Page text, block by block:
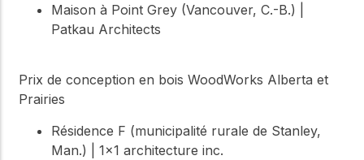
Maison à Point Grey (Vancouver, C.-B.) |
Patkau Architects
Prix de conception en bois WoodWorks Alberta et
Prairies
Résidence F (municipalité rurale de Stanley,
Man.) | 1x1 architecture inc.